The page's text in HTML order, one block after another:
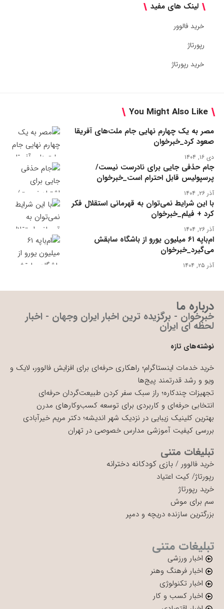
لینک های مفید
خرید فالوور
رپورتاژ
خرید رپورتاژ
You Might Also Like
مصر به یک چهارم نهایی جام ملت‌های آفریقا
صعود کرد_خبرخوان
دی ۱۶, ۱۴۰۴
جام حذفی جایی برای نادرست نیست/
پرسپولیس قابل احترام است_خبرخوان
آذر ۲۶, ۱۴۰۴
با این شرایط نمی‌توان به قهرمانی استقلال فکر
کرد + فیلم_خبرخوان
آذر ۲۶, ۱۴۰۴
ام‌باپه ۶۱ میلیون یورو از باشگاه سابقش
می‌گیرد_خبرخوان
آذر ۲۵, ۱۴۰۴
درباره ما
خبرخوان - برگزیده ترین اخبار ایران وجهان - اخبار
لحظه ای ایران
نوشته‌های تازه
خرید خدمات اینستاگرام؛ راهکاری حرفه‌ای برای افزایش فالوور، لایک و
ویو و رشد قدرتمند پیج‌ها
تجهیزات چندکاره؛ راز سبک سفر کردن طبیعت‌گردان حرفه‌ای
انتخابی حرفه‌ای و کاربردی برای توسعه کسب‌وکارهای مدرن
بهترین کلینیک زیبایی در نزدیک شهر اندیشه؛ دکتر مریم خیرآبادی
بررسی کیفیت آموزشی مدارس خصوصی در تهران
تبلیغات متنی
خرید فالوور / بازی کودکانه دخترانه
رپورتاژ/ کیت اعتیاد
خرید رپورتاژ
سم برای موش
بزرگترین سازنده دریچه و دمپر
تبلیغات متنی
اخبار ورزشی
اخبار فرهنگ وهنر
اخبار تکنولوژی
اخبار کسب و کار